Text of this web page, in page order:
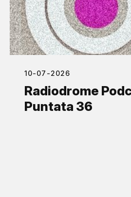
10-07-2026
Radiodrome
Puntata 36